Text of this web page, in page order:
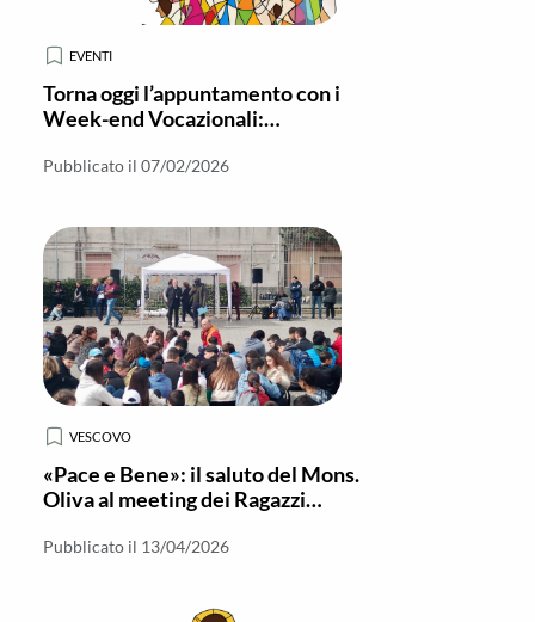
EVENTI
Torna oggi l’appuntamento con i
Week-end Vocazionali:
giovani
Pubblicato il 07/02/2026
VESCOVO
«Pace e Bene»: il saluto del Mons.
Oliva al meeting dei Ragazzi
Pubblicato il 13/04/2026